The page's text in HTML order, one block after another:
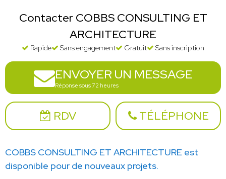
Contacter COBBS CONSULTING ET
ARCHITECTURE
Rapide Sans engagement Gratuit Sans inscription
ENVOYER UN MESSAGE
Réponse sous 72 heures
RDV TÉLÉPHONE
COBBS CONSULTING ET ARCHITECTURE est
disponible pour de nouveaux projets.